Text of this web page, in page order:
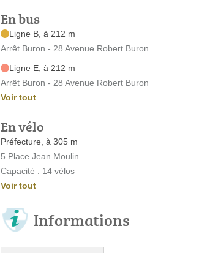
En bus
Ligne B, à 212 m
Arrêt Buron - 28 Avenue Robert Buron
Ligne E, à 212 m
Arrêt Buron - 28 Avenue Robert Buron
Voir tout
En vélo
Préfecture, à 305 m
5 Place Jean Moulin
Capacité : 14 vélos
Voir tout
Informations